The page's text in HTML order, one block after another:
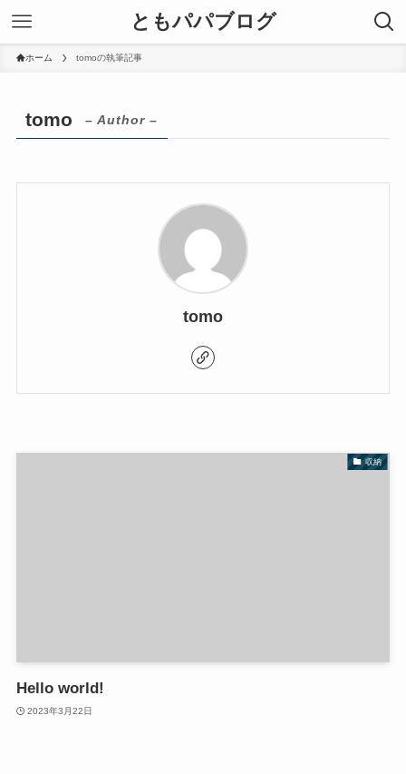
ともパパブログ
ホーム tomoの執筆記事
tomo – Author –
tomo
収納
Hello world!
2023年3月22日